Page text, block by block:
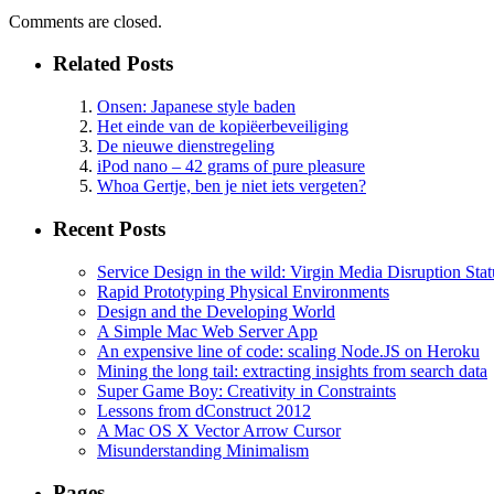
Comments are closed.
Related Posts
Onsen: Japanese style baden
Het einde van de kopiëerbeveiliging
De nieuwe dienstregeling
iPod nano – 42 grams of pure pleasure
Whoa Gertje, ben je niet iets vergeten?
Recent Posts
Service Design in the wild: Virgin Media Disruption
Rapid Prototyping Physical Environments
Design and the Developing World
A Simple Mac Web Server App
An expensive line of code: scaling Node.JS on Heroku
Mining the long tail: extracting insights from search data
Super Game Boy: Creativity in Constraints
Lessons from dConstruct 2012
A Mac OS X Vector Arrow Cursor
Misunderstanding Minimalism